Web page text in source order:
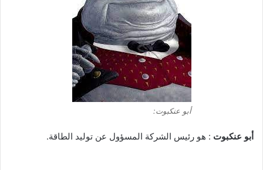
أبو عنكبوت:
أبو عنكبوت : هو رئيس الشركة المسؤول عن توليد الطاقة.